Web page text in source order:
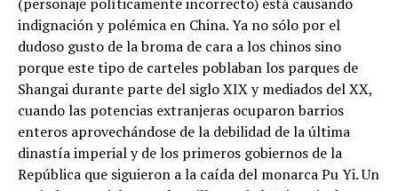
indignación y polémica en China. Ya no sólo por el
dudoso gusto de la broma de cara a los chinos sino
porque este tipo de carteles poblaban los parques de
Shangai durante parte del siglo XIX y mediados del XX,
cuando las potencias extranjeras ocuparon barrios
enteros aprovechándose de la debilidad de la última
dinastía imperial y de los primeros gobiernos de la
República que siguieron a la caída del monarca Pu Yi. Un